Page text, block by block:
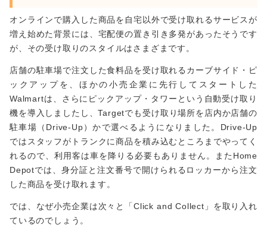
オンラインで購入した商品を自宅以外で受け取れるサービスが
増え始めた背景には、宅配便の置き引き多発があったそうです
が、その受け取りのスタイルはさまざまです。
店舗の駐車場で注文した食料品を受け取れるカーブサイド・ピ
ックアップを、ほかの小売企業に先行してスタートした
Walmartは、さらにピックアップ・タワーという自動受け取り
機を導入しましたし、Targetでも受け取り場所を店内か店舗の
駐車場（Drive-Up）かで選べるようになりました。Drive-Up
ではスタッフがトランクに商品を積み込むところまでやってく
れるので、利用客は車を降りる必要もありません。またHome
Depotでは、身分証と注文番号で開けられるロッカーから注文
した商品を受け取れます。
では、なぜ小売企業は次々と「Click and Collect」を取り入れ
ているのでしょう。